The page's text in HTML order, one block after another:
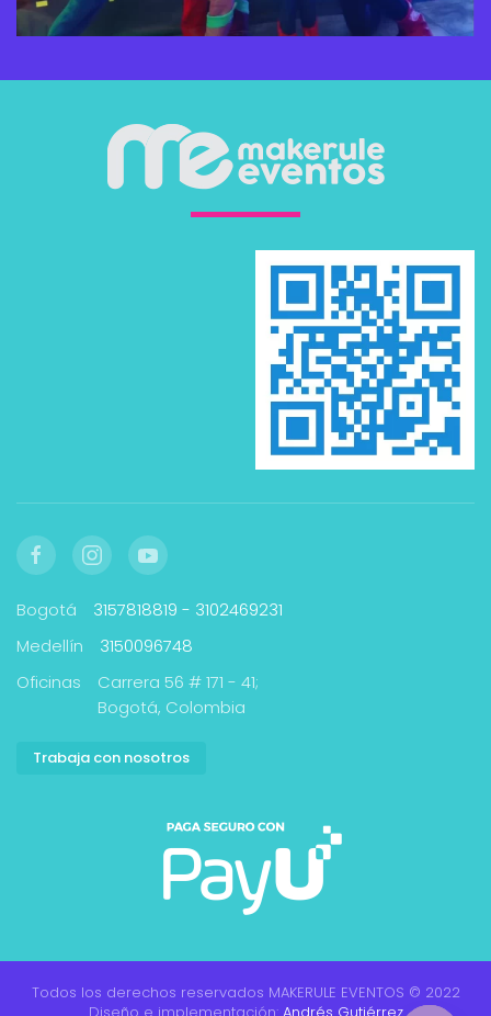
Bogotá
3157818819 - 3102469231
Medellín
3150096748
Oficinas
Carrera 56 # 171 - 41;
Bogotá, Colombia
Trabaja con nosotros
Todos los derechos reservados MAKERULE EVENTOS © 2022